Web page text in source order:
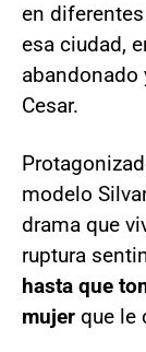
en
esa ciudad,
abandonado
Cesar.
modelo
drama que
ruptura
hasta que
mujer que le